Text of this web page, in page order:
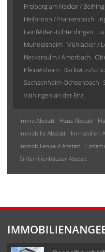
Freiberg am Neckar /
Heilbronn / Frankenbach
Leinfelden-Echterdingen
Mundelsheim Mühlacker /
Neckarsulm / Amorbach
Pleidelsheim Rackwitz-
Sachsenheim-Ochsenbach
Vaihingen an der Enz
Immo Abstatt Haus Abstatt
Immobilie Abstatt
Immobilien
Immobilienkauf Abstatt
Einfamilienhäuser Abstatt